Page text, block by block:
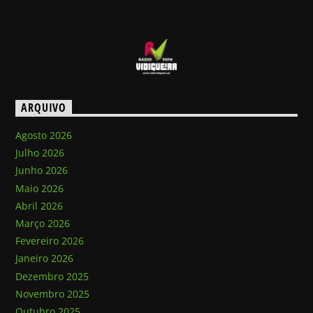
ARQUIVO
Agosto 2026
Julho 2026
Junho 2026
Maio 2026
Abril 2026
Março 2026
Fevereiro 2026
Janeiro 2026
Dezembro 2025
Novembro 2025